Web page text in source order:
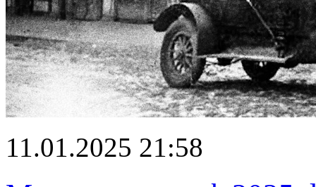
11.01.2025 21:58